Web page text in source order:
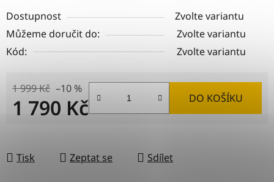
Dostupnost
Zvolte variantu
Můžeme doručit do:
Zvolte variantu
Kód:
Zvolte variantu
1 999 Kč –10 %
1 790 Kč DO KOŠÍKU
Tisk Zeptat se Sdílet